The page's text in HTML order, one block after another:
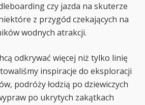
czy jazda na skuterze
z przygód czekających na
wodnych atrakcji.
odkrywać więcej niż tylko linię
inspiracje do eksploracji
podróży łodzią po dziewiczych
po ukrytych zakątkach